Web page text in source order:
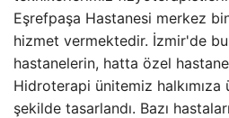
Eşrefpaşa Hastanesi merkez
hizmet vermektedir. İzmir'de
hastanelerin, hatta özel
Hidroterapi ünitemiz
şekilde tasarlandı. Bazı